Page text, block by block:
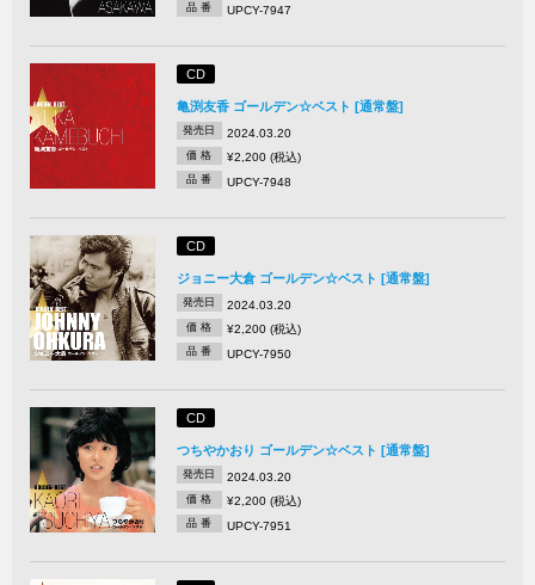
品 番 UPCY-7947
CD
亀渕友香 ゴールデン☆ベスト [通常盤]
発売日 2024.03.20
価 格 ¥2,200 (税込)
品 番 UPCY-7948
CD
ジョニー大倉 ゴールデン☆ベスト [通常盤]
発売日 2024.03.20
価 格 ¥2,200 (税込)
品 番 UPCY-7950
CD
つちやかおり ゴールデン☆ベスト [通常盤]
発売日 2024.03.20
価 格 ¥2,200 (税込)
品 番 UPCY-7951